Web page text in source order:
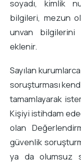
soyadı, kimlik
bilgileri, mezun
unvan
eklenir.
Sayılan
soruşturması
tamamlayarak
Kişiyi istihdam
olan
güvenlik
ya da olumsuz